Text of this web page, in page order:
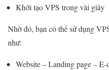
Khởi tạo VPS trong vài giây
Nhờ đó, bạn có thể sử dụng
như:
Website – Landing page – E-